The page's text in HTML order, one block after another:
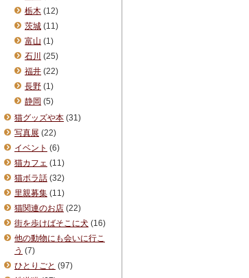
栃木 (12)
茨城 (11)
富山 (1)
石川 (25)
福井 (22)
長野 (1)
静岡 (5)
猫グッズや本 (31)
写真展 (22)
イベント (6)
猫カフェ (11)
猫ボラ話 (32)
里親募集 (11)
猫関連のお店 (22)
街を歩けばそこに犬 (16)
他の動物にも会いに行こ
う (7)
ひとりごと (97)